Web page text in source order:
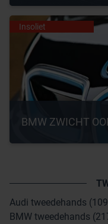
Insoliet
BMW ZWICHT
Audi tweedehands
BMW tweedehands